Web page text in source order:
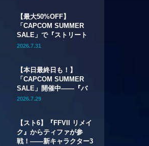
【最大50%OFF】
「CAPCOM SUMMER
SALE」で『ストリート
ファイター6』本編が
初セール
2026.7.31
【本日最終日も！】
「CAPCOM SUMMER
SALE」開催中——『バ
イオハザード リメイク
ード レクイエム』も
20%OFFに
2026.7.29
【スト6】『FFVII リメイ
ク』からティファが参
戦！――新キャラクター3